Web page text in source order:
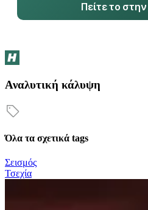
Πείτε το
Αναλυτική κάλυψη
Όλα τα σχετικά tags
Σεισμός
Τσεχία